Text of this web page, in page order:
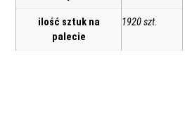
ilość sztuk na
palecie
1920 szt.